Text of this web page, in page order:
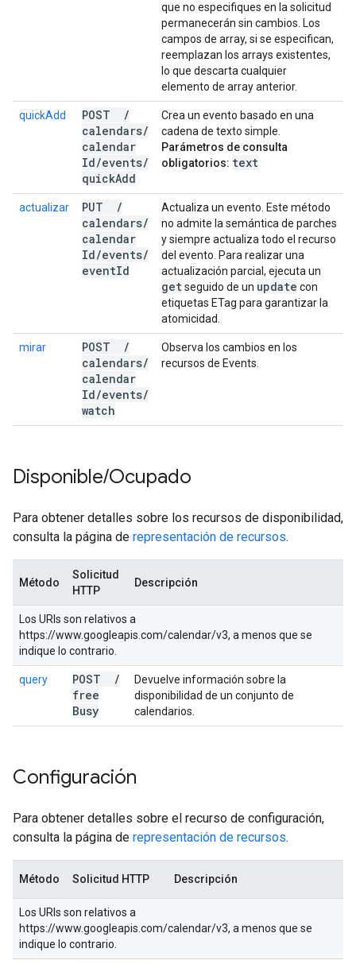
que no especifiques en la solicitud
permanecerán sin cambios. Los
campos de array, si se especifican,
reemplazan los arrays existentes,
lo que descarta cualquier
elemento de array anterior.
quickAdd POST
/
calendars/
calendar
Id/events/
quickAdd
Crea un evento basado en una
cadena de texto simple.
Parámetros de consulta
obligatorios: text
actualizar PUT
/
calendars/
calendar
Id/events/
eventId
Actualiza un evento. Este método
no admite la semántica de parches
y siempre actualiza todo el recurso
del evento. Para realizar una
actualización parcial, ejecuta un
getseguido de un update con
etiquetas ETag para garantizar la
atomicidad.
mirar POST
/
calendars/
calendar
Id/events/
watch
Observa los cambios en los
recursos de Events.
Disponible/Ocupado
Para obtener detalles sobre los recursos de disponibilidad,
consulta la página de representación de recursos.
Método
Solicitud
HTTP
Descripción
Los URIs son relativos a
https://www.googleapis.com/calendar/v3, a menos que se
indique lo contrario.
query POST
/
free
Busy
Devuelve información sobre la
disponibilidad de un conjunto de
calendarios.
Configuración
Para obtener detalles sobre el recurso de configuración,
consulta la página de representación de recursos.
Método Solicitud HTTP Descripción
Los URIs son relativos a
https://www.googleapis.com/calendar/v3, a menos que se
indique lo contrario.